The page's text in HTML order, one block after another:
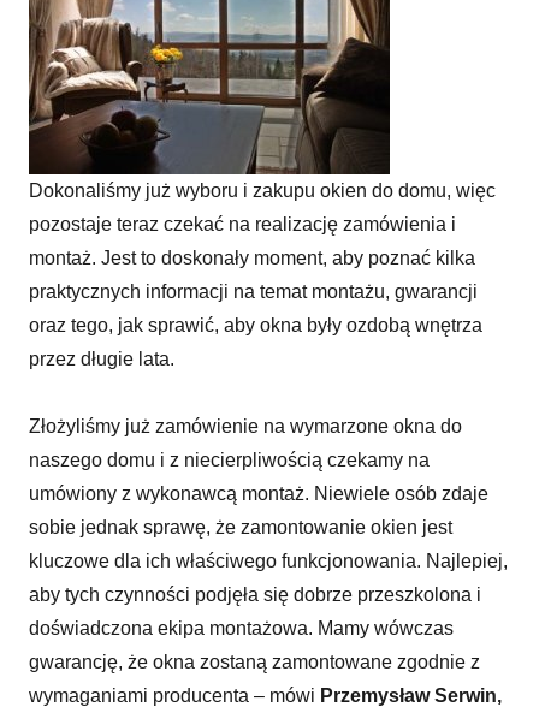
Dokonaliśmy już wyboru i zakupu okien do domu, więc
pozostaje teraz czekać na realizację zamówienia i
montaż. Jest to doskonały moment, aby poznać kilka
praktycznych informacji na temat montażu, gwarancji
oraz tego, jak sprawić, aby okna były ozdobą wnętrza
przez długie lata.
Złożyliśmy już zamówienie na wymarzone okna do
naszego domu i z niecierpliwością czekamy na
umówiony z wykonawcą montaż. Niewiele osób zdaje
sobie jednak sprawę, że zamontowanie okien jest
kluczowe dla ich właściwego funkcjonowania. Najlepiej,
aby tych czynności podjęła się dobrze przeszkolona i
doświadczona ekipa montażowa. Mamy wówczas
gwarancję, że okna zostaną zamontowane zgodnie z
wymaganiami producenta – mówi Przemysław Serwin,